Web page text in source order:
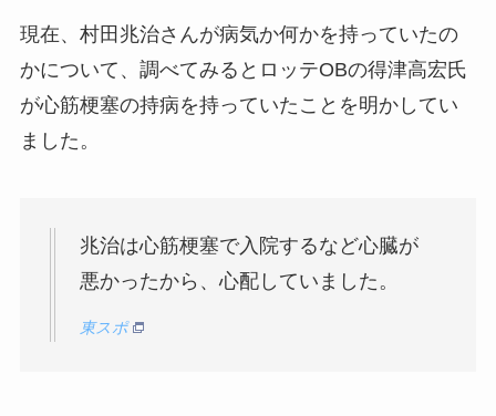
現在、村田兆治さんが病気か何かを持っていたの
かについて、調べてみるとロッテOBの得津高宏氏
が心筋梗塞の持病を持っていたことを明かしてい
ました。
兆治は心筋梗塞で入院するなど心臓が
悪かったから、心配していました。
東スポ